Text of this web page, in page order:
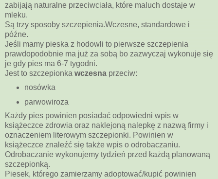
zabijają naturalne przeciwciała, które maluch dostaje w
mleku.
Są trzy sposoby szczepienia.Wczesne, standardowe i
późne.
Jeśli mamy pieska z hodowli to pierwsze szczepienia
prawdopodobnie ma już za sobą bo zazwyczaj wykonuje się
je gdy pies ma 6-7 tygodni.
Jest to szczepionka wczesna przeciw:
nosówka
parwowiroza
Każdy pies powinien posiadać odpowiedni wpis w
książeczce zdrowia oraz naklejoną nalepkę z nazwą firmy i
oznaczeniem literowym szczepionki. Powinien w
książeczce znaleźć się także wpis o odrobaczaniu.
Odrobaczanie wykonujemy tydzień przed każdą planowaną
szczepionką.
Piesek, którego zamierzamy adoptować/kupić powinien